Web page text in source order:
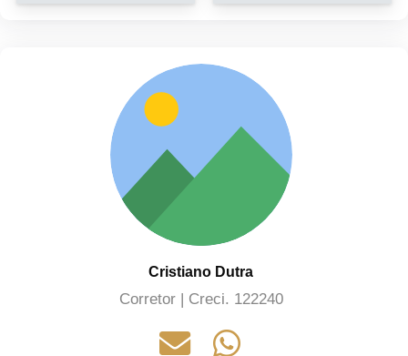
Cristiano Dutra
Corretor | Creci. 122240